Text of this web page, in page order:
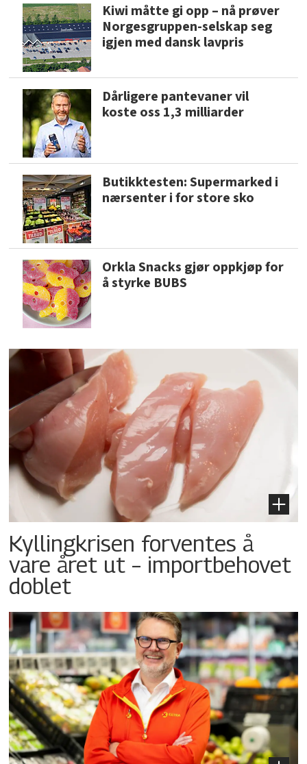
Kiwi måtte gi opp – nå prøver
Norgesgruppen-selskap seg
igjen med dansk lavpris
Dårligere pantevaner vil
koste oss 1,3 milliarder
Butikktesten: Supermarked i
nærsenter i for store sko
Orkla Snacks gjør oppkjøp for
å styrke BUBS
Kyllingkrisen forventes å
vare året ut – importbehovet
doblet